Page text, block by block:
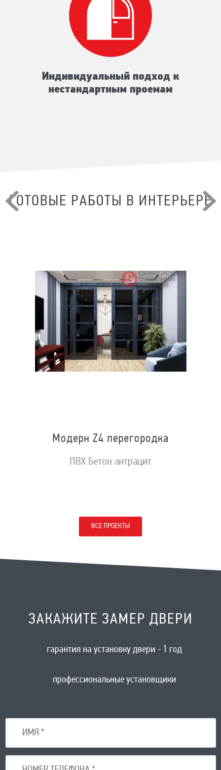
Индивидуальный подход к
нестандартным проемам
ГОТОВЫЕ РАБОТЫ В ИНТЕРЬЕРЕ
Модерн Z4 перегородка
ПВХ Бетон антрацит
ВСЕ ПРОЕКТЫ
ЗАКАЖИТЕ ЗАМЕР ДВЕРИ
гарантия на установку двери - 1 год
профессиональные установщики